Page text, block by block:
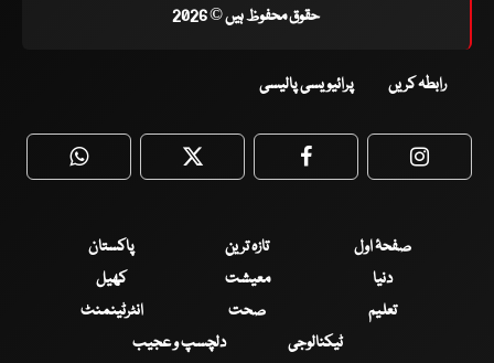
حقوق محفوظ ہیں © 2026
رابطہ کریں پرائیویسی پالیسی
WhatsApp Twitter Facebook
صفحۂ اول تازہ ترین
پاکستان
دنیا
معیشت
کھیل
تعلیم
صحت
انٹرٹینمنٹ
ٹیکنالوجی
دلچسپ و عجیب